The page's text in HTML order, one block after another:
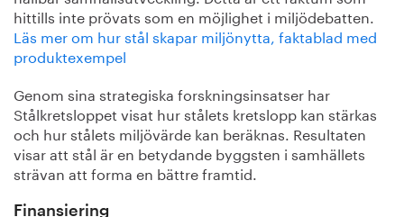
hittills inte prövats som en möjlighet i miljödebatten.
Läs mer om hur stål skapar miljönytta, faktablad med
produktexempel
Genom sina strategiska forskningsinsatser har
Stålkretsloppet visat hur stålets kretslopp kan stärkas
och hur stålets miljövärde kan beräknas. Resultaten
visar att stål är en betydande byggsten i samhällets
strävan att forma en bättre framtid.
Finansiering